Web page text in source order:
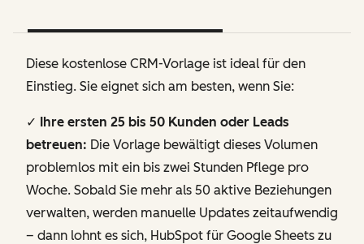
Diese kostenlose CRM-Vorlage ist ideal für den
Einstieg. Sie eignet sich am besten, wenn Sie:
✓ Ihre ersten 25 bis 50 Kunden oder Leads
betreuen: Die Vorlage bewältigt dieses Volumen
problemlos mit ein bis zwei Stunden Pflege pro
Woche. Sobald Sie mehr als 50 aktive Beziehungen
verwalten, werden manuelle Updates zeitaufwendig
– dann lohnt es sich, HubSpot für Google Sheets zu